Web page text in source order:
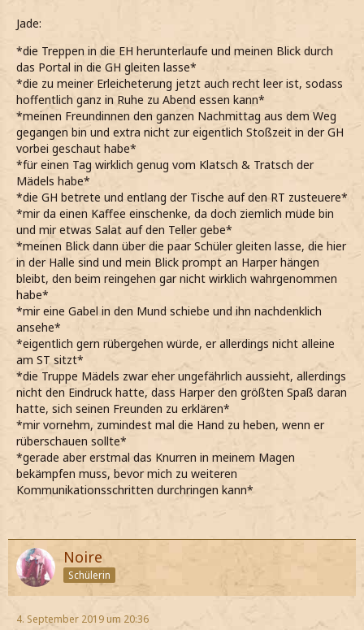
Jade:
*die Treppen in die EH herunterlaufe und meinen Blick durch
das Portal in die GH gleiten lasse*
*die zu meiner Erleicheterung jetzt auch recht leer ist, sodass
hoffentlich ganz in Ruhe zu Abend essen kann*
*meinen Freundinnen den ganzen Nachmittag aus dem Weg
gegangen bin und extra nicht zur eigentlich Stoßzeit in der GH
vorbei geschaut habe*
*für einen Tag wirklich genug vom Klatsch & Tratsch der
Mädels habe*
*die GH betrete und entlang der Tische auf den RT zusteuere*
*mir da einen Kaffee einschenke, da doch ziemlich müde bin
und mir etwas Salat auf den Teller gebe*
*meinen Blick dann über die paar Schüler gleiten lasse, die hier
in der Halle sind und mein Blick prompt an Harper hängen
bleibt, den beim reingehen gar nicht wirklich wahrgenommen
habe*
*mir eine Gabel in den Mund schiebe und ihn nachdenklich
ansehe*
*eigentlich gern rübergehen würde, er allerdings nicht alleine
am ST sitzt*
*die Truppe Mädels zwar eher ungefährlich aussieht, allerdings
nicht den Eindruck hatte, dass Harper den größten Spaß daran
hatte, sich seinen Freunden zu erklären*
*mir vornehm, zumindest mal die Hand zu heben, wenn er
rüberschauen sollte*
*gerade aber erstmal das Knurren in meinem Magen
bekämpfen muss, bevor mich zu weiteren
Kommunikationsschritten durchringen kann*
Noire
Schülerin
4. September 2019 um 20:36